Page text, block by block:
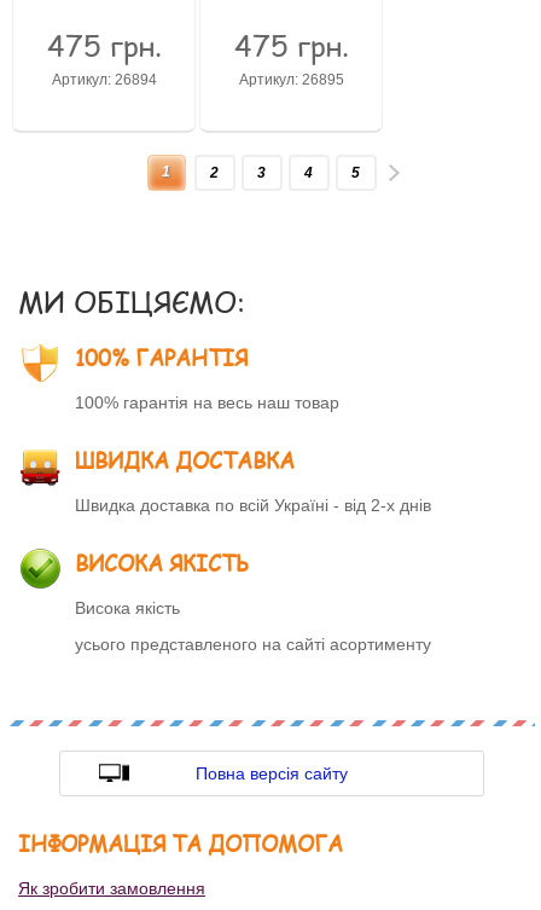
475 грн.
Артикул: 26894
475 грн.
Артикул: 26895
1 2 3 4 5
МИ ОБІЦЯЄМО:
100% ГАРАНТІЯ
100% гарантія на весь наш товар
ШВИДКА ДОСТАВКА
Швидка доставка по всій Україні - від 2-х днів
ВИСОКА ЯКІСТЬ
Висока якість
усього представленого на сайті асортименту
Повна версія сайту
ІНФОРМАЦІЯ ТА ДОПОМОГА
Як зробити замовлення